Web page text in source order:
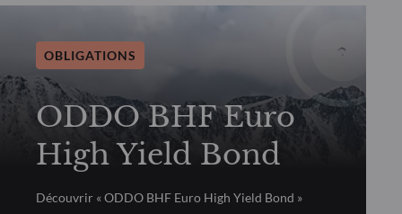
OBLIGATIONS
ODDO BHF Euro
High Yield Bond
Découvrir « ODDO BHF Euro High Yield Bond »